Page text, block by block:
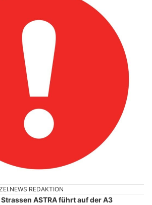
REDAKTION
ASTRA führt auf der A3